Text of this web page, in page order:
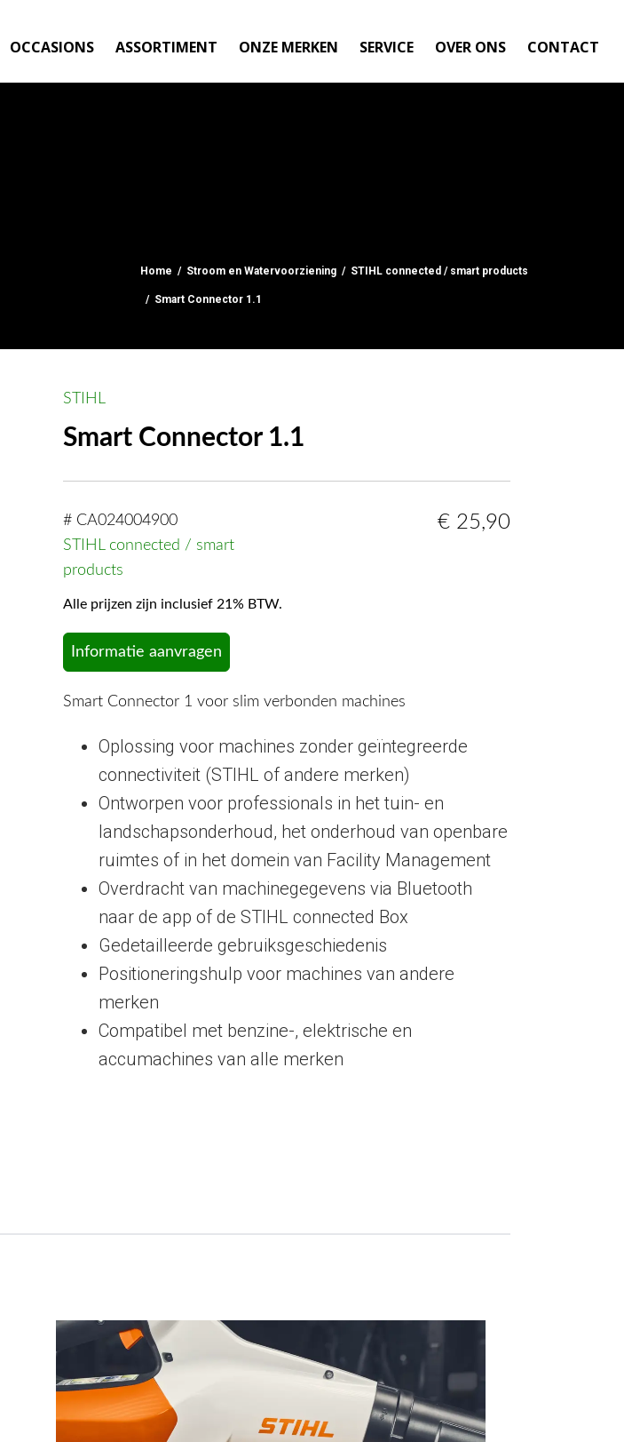
OCCASIONS ASSORTIMENT ONZE MERKEN SERVICE OVER ONS CONTACT
Home / Stroom en Watervoorziening / STIHL connected / smart products
/ Smart Connector 1.1
STIHL
Smart Connector 1.1
# CA024004900
STIHL connected / smart
products
€ 25,90
Alle prijzen zijn inclusief 21% BTW.
Informatie aanvragen
Smart Connector 1 voor slim verbonden machines
Oplossing voor machines zonder geïntegreerde
connectiviteit (STIHL of andere merken)
Ontworpen voor professionals in het tuin- en
landschapsonderhoud, het onderhoud van openbare
ruimtes of in het domein van Facility Management
Overdracht van machinegegevens via Bluetooth
naar de app of de STIHL connected Box
Gedetailleerde gebruiksgeschiedenis
Positioneringshulp voor machines van andere
merken
Compatibel met benzine-, elektrische en
accumachines van alle merken